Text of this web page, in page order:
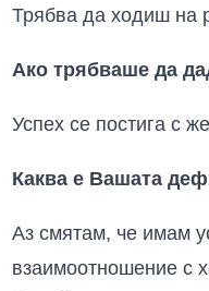
Трябва да ходиш на
Ако трябваше да
Успех се постига с
Каква е Вашата
Аз смятам, че имам
взаимоотношение с